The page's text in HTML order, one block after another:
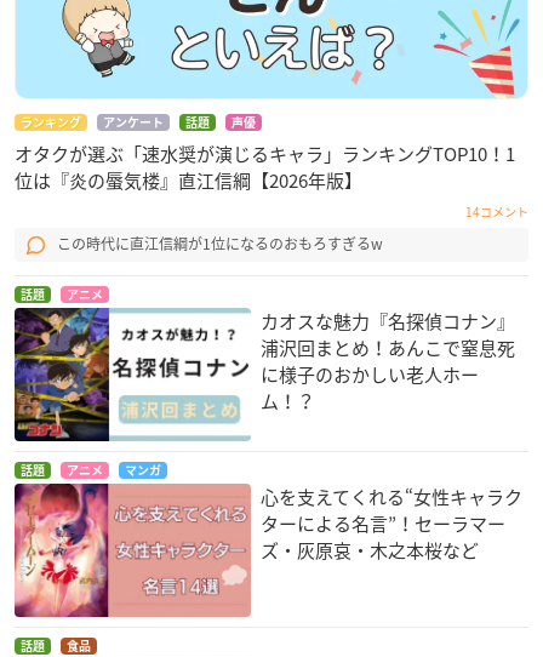
ランキング アンケート 話題 声優
オタクが選ぶ「速水奨が演じるキャラ」ランキングTOP10！1
位は『炎の蜃気楼』直江信綱【2026年版】
14コメント
この時代に直江信綱が1位になるのおもろすぎるw
話題 アニメ
カオスな魅力『名探偵コナン』
浦沢回まとめ！あんこで窒息死
に様子のおかしい老人ホー
ム！？
話題 アニメ マンガ
心を支えてくれる“女性キャラク
ターによる名言”！セーラマー
ズ・灰原哀・木之本桜など
話題 食品